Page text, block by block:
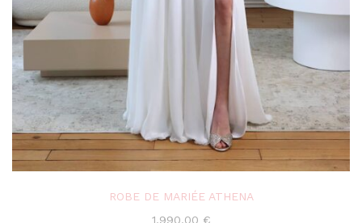
ROBE DE MARIÉE ATHENA
1,990.00 €